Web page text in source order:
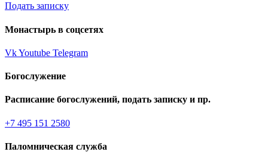
Подать записку
Монастырь в соцсетях
VkYoutube Telegram
Богослужение
Расписание богослужений, подать записку и пр.
+7 495 151 2580
Паломническая служба